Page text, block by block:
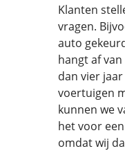
Klanten
vragen.
auto
hangt af
dan vier
voertuigen
kunnen we
het voor
omdat wij